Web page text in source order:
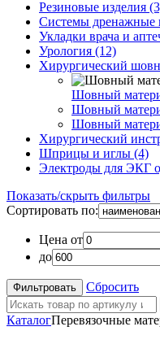
Резиновые изделия
Системы дренажные
Укладки врача и
Урология (12)
Хирургический
Шовный
Шовный
Шовный
Хирургический
Шприцы и иглы (4)
Электроды для ЭКГ
Показать/скрыть фильтры
Сортировать по:
Цена от
до
Сбросить
КаталогПеревязочные